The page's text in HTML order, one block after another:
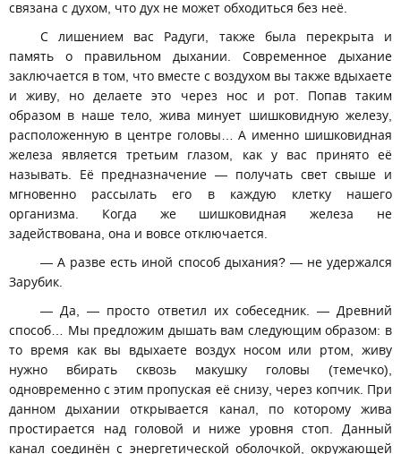
связана с духом, что дух не может обходиться без неё.
С лишением вас Радуги, также была перекрыта и
память о правильном дыхании. Современное дыхание
заключается в том, что вместе с воздухом вы также вдыхаете
и живу, но делаете это через нос и рот. Попав таким
образом в наше тело, жива минует шишковидную железу,
расположенную в центре головы… А именно шишковидная
железа является третьим глазом, как у вас принято её
называть. Её предназначение — получать свет свыше и
мгновенно рассылать его в каждую клетку нашего
организма. Когда же шишковидная железа не
задействована, она и вовсе отключается.
— А разве есть иной способ дыхания? — не удержался
Зарубик.
— Да, — просто ответил их собеседник. — Древний
способ… Мы предложим дышать вам следующим образом: в
то время как вы вдыхаете воздух носом или ртом, живу
нужно вбирать сквозь макушку головы (темечко),
одновременно с этим пропуская её снизу, через копчик. При
данном дыхании открывается канал, по которому жива
простирается над головой и ниже уровня стоп. Данный
канал соединён с энергетической оболочкой, окружающей